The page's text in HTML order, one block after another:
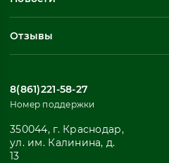
Все
Отзывы
8(861)221-58-27
Номер поддержки
350044, г. Краснодар,
ул. им. Калинина, д.
13